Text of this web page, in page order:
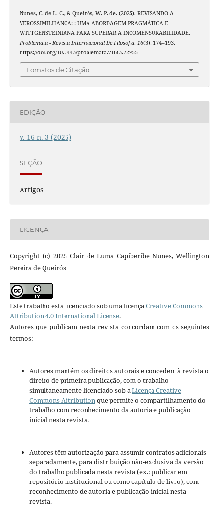
Nunes, C. de L. C., & Queirós, W. P. de. (2025). REVISANDO A
VEROSSIMILHANÇA: : UMA ABORDAGEM PRAGMÁTICA E
WITTGENSTEINIANA PARA SUPERAR A INCOMENSURABILIDADE.
Problemata - Revista Internacional De Filosofia, 16(3), 174–193.
https://doi.org/10.7443/problemata.v16i3.72955
Fomatos de Citação
EDIÇÃO
v. 16 n. 3 (2025)
SEÇÃO
Artigos
LICENÇA
Copyright (c) 2025 Clair de Luma Capiberibe Nunes, Wellington
Pereira de Queirós
Este trabalho está licenciado sob uma licença Creative Commons
Attribution 4.0 International License.
Autores que publicam nesta revista concordam com os seguintes
termos:
Autores mantém os direitos autorais e concedem à revista o
direito de primeira publicação, com o trabalho
simultaneamente licenciado sob a Licença Creative
Commons Attribution que permite o compartilhamento do
trabalho com reconhecimento da autoria e publicação
inicial nesta revista.
Autores têm autorização para assumir contratos adicionais
separadamente, para distribuição não-exclusiva da versão
do trabalho publicada nesta revista (ex.: publicar em
repositório institucional ou como capítulo de livro), com
reconhecimento de autoria e publicação inicial nesta
revista.